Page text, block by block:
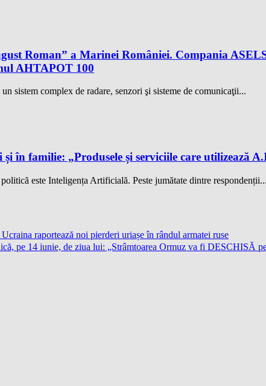
Roman” a Marinei României. Compania
AHTAPOT 100
sistem complex de radare, senzori şi sisteme de comunicaţii...
în familie: „Produsele și serviciile care utilizează
este Inteligența Artificială. Peste jumătate dintre respondenții...
raportează noi pierderi uriașe în rândul armatei ruse
pe 14 iunie, de ziua lui: „Strâmtoarea Ormuz va fi DESCHISĂ